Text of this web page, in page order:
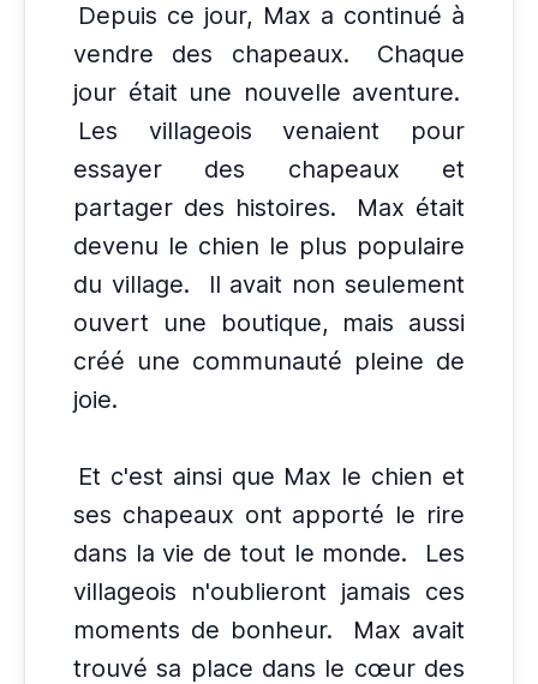
Depuis ce jour, Max a continué à
vendre des chapeaux.
Chaque
jour était une nouvelle aventure.
Les villageois venaient pour
essayer des chapeaux et
partager des histoires.
Max était
devenu le chien le plus populaire
du village.
Il avait non seulement
ouvert une boutique, mais aussi
créé une communauté pleine de
joie.
Et c'est ainsi que Max le chien et
ses chapeaux ont apporté le rire
dans la vie de tout le monde.
Les
villageois n'oublieront jamais ces
moments de bonheur.
Max avait
trouvé sa place dans le cœur des